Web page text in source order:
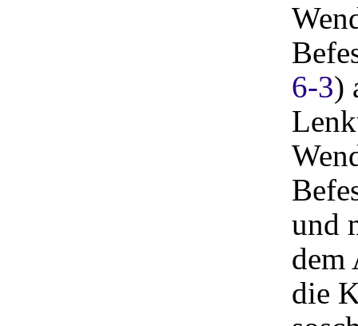
6-3)
und
dem
die